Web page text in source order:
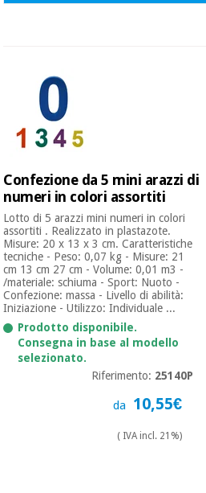
Confezione da 5 mini arazzi di
numeri in colori assortiti
Lotto di 5 arazzi mini numeri in colori
assortiti . Realizzato in plastazote.
Misure: 20 x 13 x 3 cm. Caratteristiche
tecniche - Peso: 0,07 kg - Misure: 21
cm 13 cm 27 cm - Volume: 0,01 m3 -
/materiale: schiuma - Sport: Nuoto -
Confezione: massa - Livello di abilità:
Iniziazione - Utilizzo: Individuale ...
Prodotto disponibile.
Consegna in base al modello
selezionato.
Riferimento: 25140P
da 10,55€
( IVA incl. 21%)